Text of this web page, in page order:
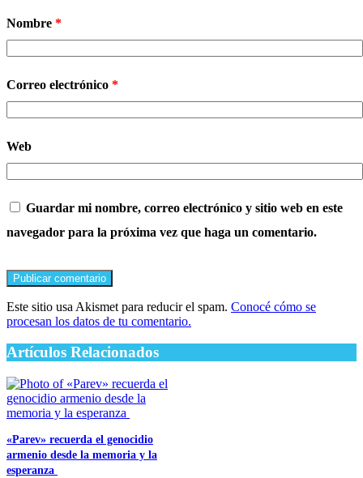
Nombre *
Correo electrónico *
Web
Guardar mi nombre, correo electrónico y sitio web en este
navegador para la próxima vez que haga un comentario.
Este sitio usa Akismet para reducir el spam. Conocé cómo se
procesan los datos de tu comentario.
Artículos Relacionados
​«Parev» recuerda el genocidio
armenio desde la memoria y la
esperanza